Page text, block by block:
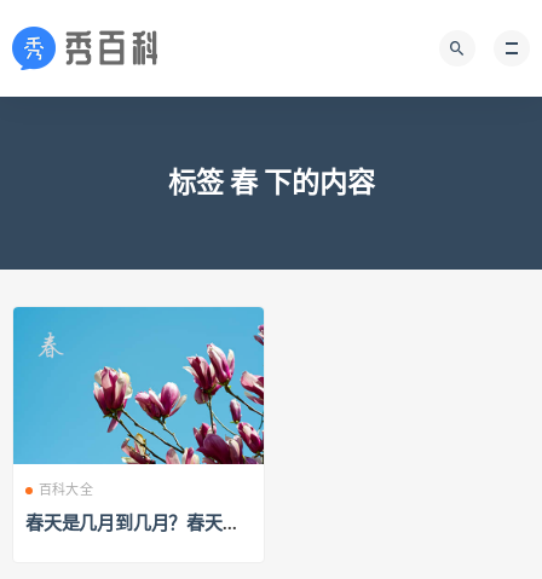
标签 春 下的内容
百科大全
春天是几月到几月？春天是